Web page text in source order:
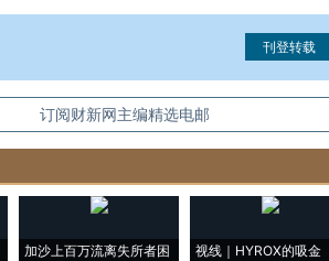
即可刊登转载。
订阅财新网主编精选电邮
加沙上百万流离失所者困
视线｜HYROX的吸金